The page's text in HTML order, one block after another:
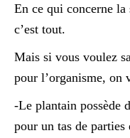
En ce qui concerne la
c’est tout.
Mais si vous voulez
pour l’organisme, on
-Le plantain possède
pour un tas de parties